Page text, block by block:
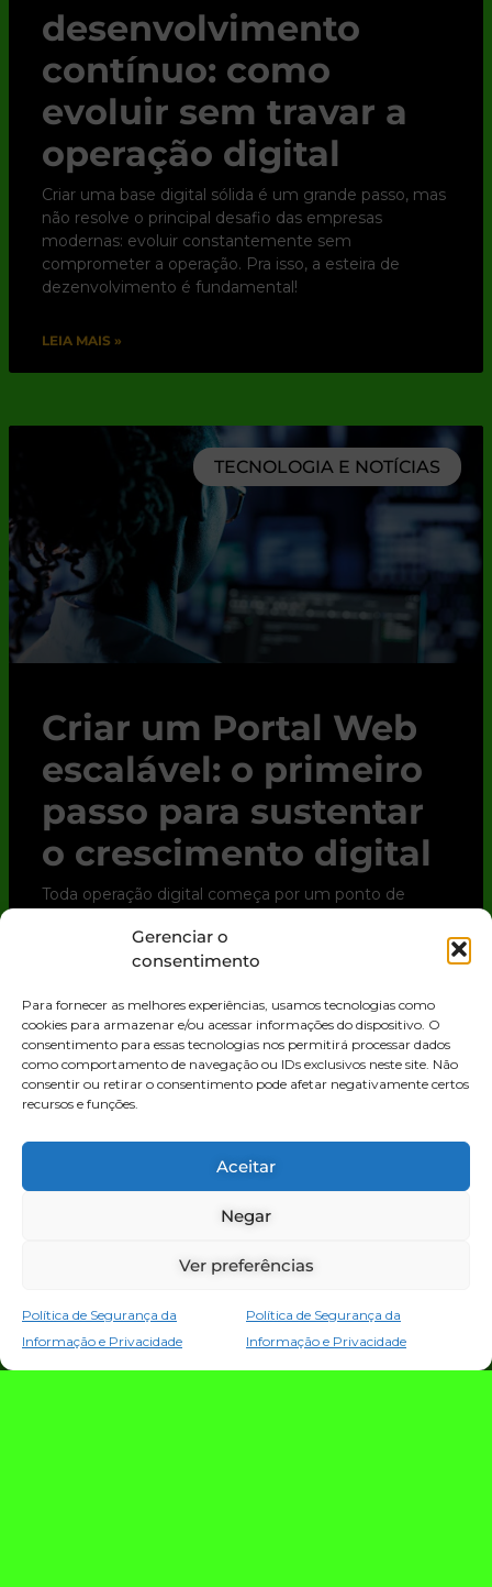
Gerenciar o
consentimento
Para fornecer as melhores experiências, usamos tecnologias como
cookies para armazenar e/ou acessar informações do dispositivo. O
consentimento para essas tecnologias nos permitirá processar dados
como comportamento de navegação ou IDs exclusivos neste site. Não
consentir ou retirar o consentimento pode afetar negativamente certos
recursos e funções.
Aceitar
Negar
Ver preferências
Política de Segurança da
Informação e Privacidade
Política de Segurança da
Informação e Privacidade
desenvolvimento
contínuo: como
evoluir sem travar a
operação digital
Criar uma base digital sólida é um grande passo, mas
não resolve o principal desafio das empresas
modernas: evoluir constantemente sem
comprometer a operação. Pra isso, a esteira de
dezenvolvimento é fundamental!
LEIA MAIS »
TECNOLOGIA E NOTÍCIAS
Criar um Portal Web
escalável: o primeiro
passo para sustentar
o crescimento digital
Toda operação digital começa por um ponto de
interno, esse ponto quase sempre é o Portal Web.
Trata-se de uma solução digital que
LEIA MAIS »
TECNOLOGIA E NOTÍCIAS